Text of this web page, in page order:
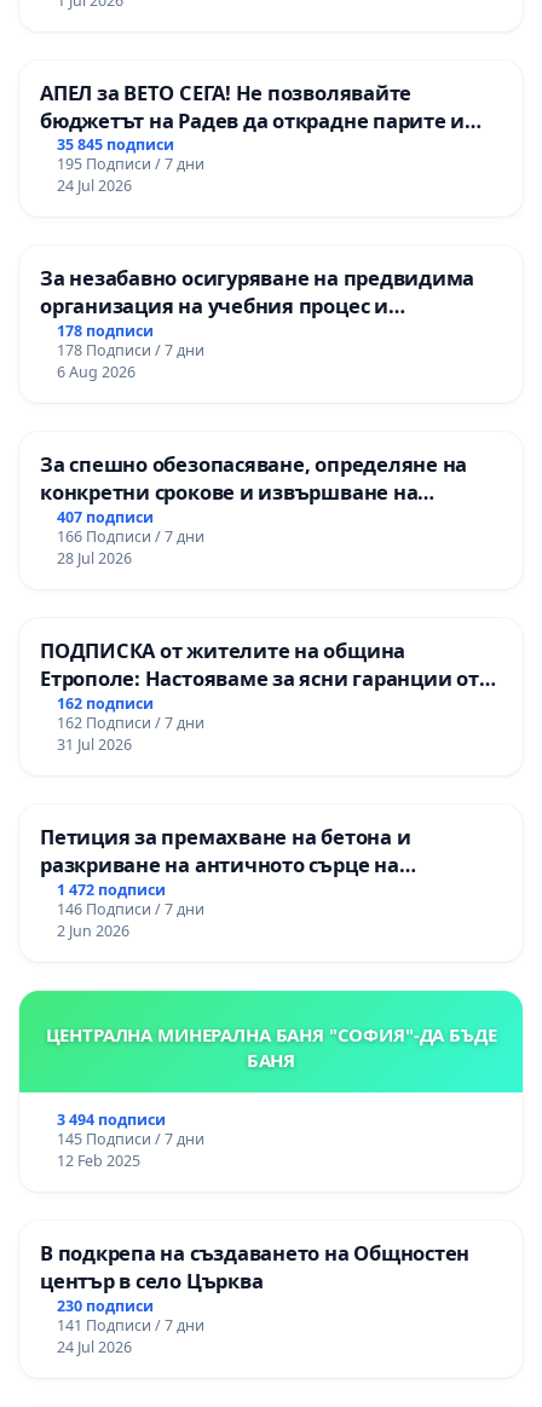
АПЕЛ за ВЕТО СЕГА! Не позволявайте
бюджетът на Радев да открадне парите и
правата ни в тъмното
35 845 подписи
195 Подписи / 7 дни
24 Jul 2026
За незабавно осигуряване на предвидима
организация на учебния процес и
гарантиране на правото на равнопоставено
и качествено образование на учениците от
ОУ „Княз Александър I“ и Хуманитарна
178 подписи
178 Подписи / 7 дни
6 Aug 2026
За спешно обезопасяване, определяне на
конкретни срокове и извършване на
цялостна рехабилитация на
републиканския път между пътен възел АМ
„Тракия“ - гр. Ихтиман - с. Мирово - к.к.
407 подписи
166 Подписи / 7 дни
28 Jul 2026
ПОДПИСКА от жителите на община
Етрополе: Настояваме за ясни гаранции от
“Елаците-МЕД” АД и от държавата, че ще се
изпълнят всички екологични норми!
162 подписи
162 Подписи / 7 дни
31 Jul 2026
Петиция за премахване на бетона и
разкриване на античното сърце на
Могиланската могила във Враца
1 472 подписи
146 Подписи / 7 дни
2 Jun 2026
ЦЕНТРАЛНА МИНЕРАЛНА БАНЯ "СОФИЯ"-ДА БЪДЕ
БАНЯ
3 494 подписи
145 Подписи / 7 дни
12 Feb 2025
В подкрепа на създаването на Общностен
център в село Църква
230 подписи
141 Подписи / 7 дни
24 Jul 2026